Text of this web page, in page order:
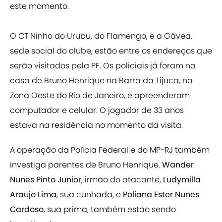
este momento.
O CT Ninho do Urubu, do Flamengo, e a Gávea,
sede social do clube, estão entre os endereços que
serão visitados pela PF. Os policiais já foram na
casa de Bruno Henrique na Barra da Tijuca, na
Zona Oeste do Rio de Janeiro, e apreenderam
computador e celular. O jogador de 33 anos
estava na residência no momento da visita.
A operação da Polícia Federal e do MP-RJ também
investiga parentes de Bruno Henrique.Wander
Nunes Pinto Junior, irmão do atacante, Ludymilla
Araujo Lima, sua cunhada, e Poliana Ester Nunes
Cardoso, sua prima, também estão sendo